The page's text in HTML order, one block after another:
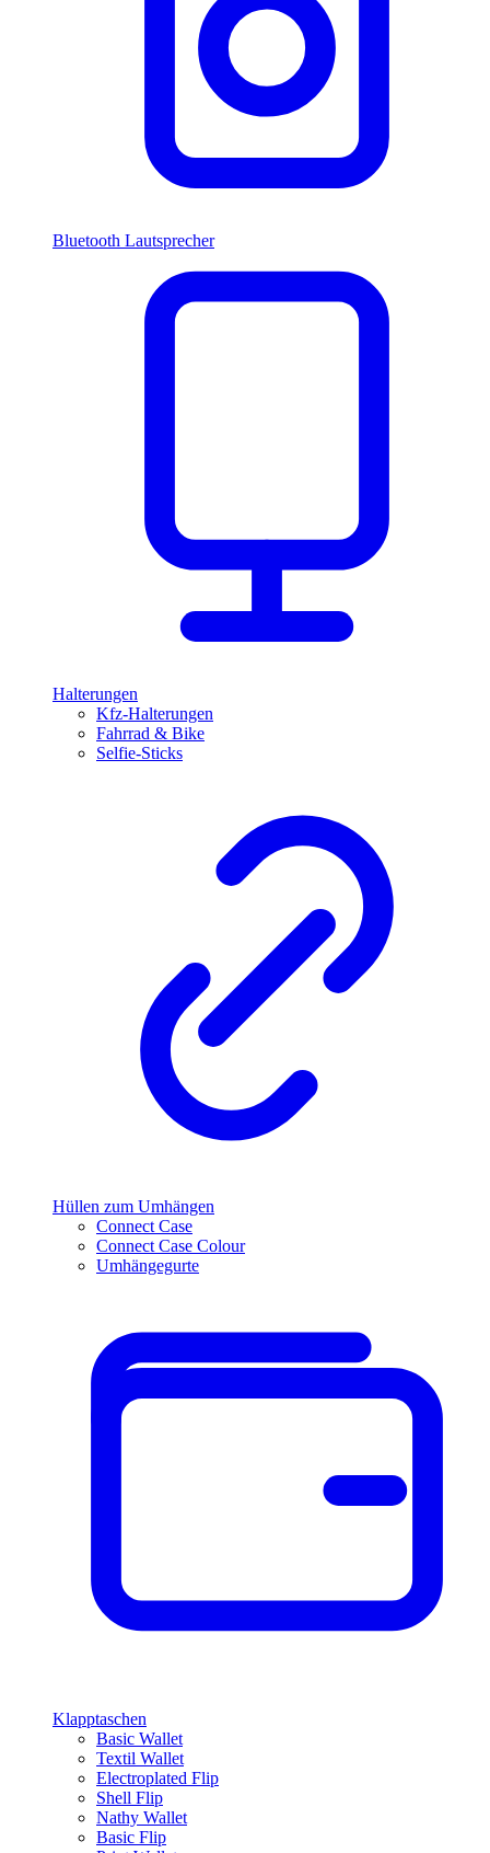
Bluetooth Lautsprecher
Halterungen
Kfz-Halterungen
Fahrrad & Bike
Selfie-Sticks
Hüllen zum Umhängen
Connect Case
Connect Case Colour
Umhängegurte
Klapptaschen
Basic Wallet
Textil Wallet
Electroplated Flip
Shell Flip
Nathy Wallet
Basic Flip